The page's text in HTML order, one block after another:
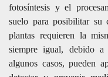
fotosíntesis y el
suelo para posibilitar su
plantas requieren la
siempre igual, debido
algunos casos, pueden